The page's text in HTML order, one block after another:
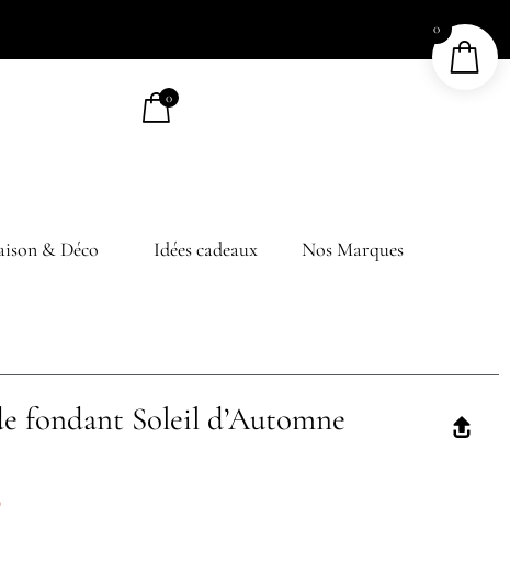
0
& Déco Idées cadeaux Nos Marques
fondant Soleil d’Automne
0